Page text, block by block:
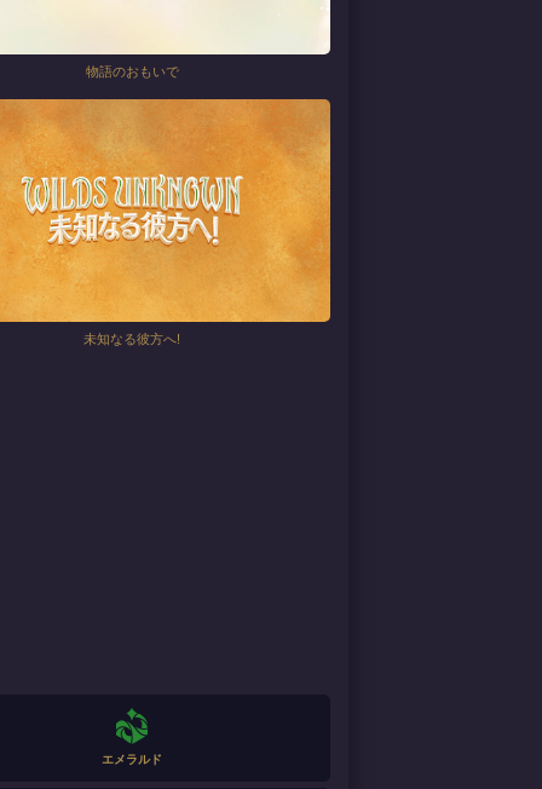
物語のおもいで
未知なる彼方へ!
エメラルド